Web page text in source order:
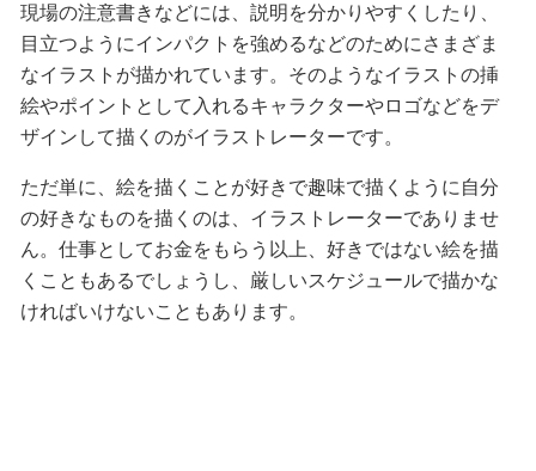
現場の注意書きなどには、説明を分かりやすくしたり、
目立つようにインパクトを強めるなどのためにさまざま
なイラストが描かれています。そのようなイラストの挿
絵やポイントとして入れるキャラクターやロゴなどをデ
ザインして描くのがイラストレーターです。
ただ単に、絵を描くことが好きで趣味で描くように自分
の好きなものを描くのは、イラストレーターでありませ
ん。仕事としてお金をもらう以上、好きではない絵を描
くこともあるでしょうし、厳しいスケジュールで描かな
ければいけないこともあります。